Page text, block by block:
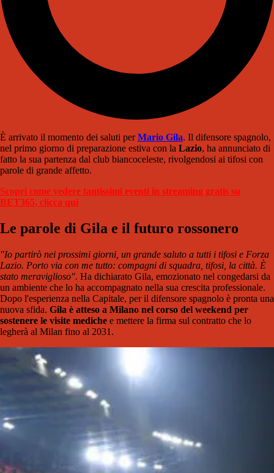
È arrivato il momento dei saluti perMario Gila. Il difensore spagnolo,
nel primo giorno di preparazione estiva con la Lazio, ha annunciato di
fatto la sua partenza dal club biancoceleste, rivolgendosi ai tifosi con
parole di grande affetto.
Scopri come vedere tantissimi eventi in streaming gratis su
BET365, clicca qui
Le parole di Gila e il futuro rossonero
"Io partirò nei prossimi giorni, un grande saluto a tutti i tifosi e Forza
Lazio. Porto via con me tutto: compagni di squadra, tifosi, la città. È
stato meraviglioso". Ha dichiarato Gila, emozionato nel congedarsi da
un ambiente che lo ha accompagnato nella sua crescita professionale.
Dopo l'esperienza nella Capitale, per il difensore spagnolo è pronta una
nuova sfida. Gila è atteso a Milano nel corso del weekend per
sostenere le visite mediche e mettere la firma sul contratto che lo
legherà al Milan fino al 2031.